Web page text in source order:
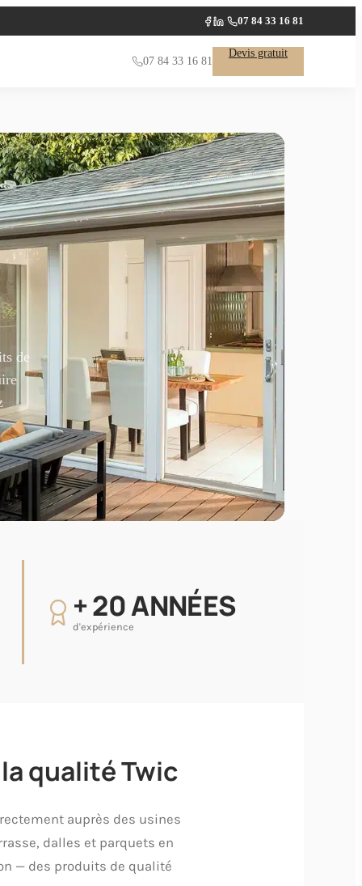
Facebook
LinkedIn
· 07 84 33 16 81
07 84 33 16 81
Devis gratuit
de
+ 20 ANNÉES
d'expérience
qualité Twic
auprès des usines
dalles et parquets en
— des produits de qualité